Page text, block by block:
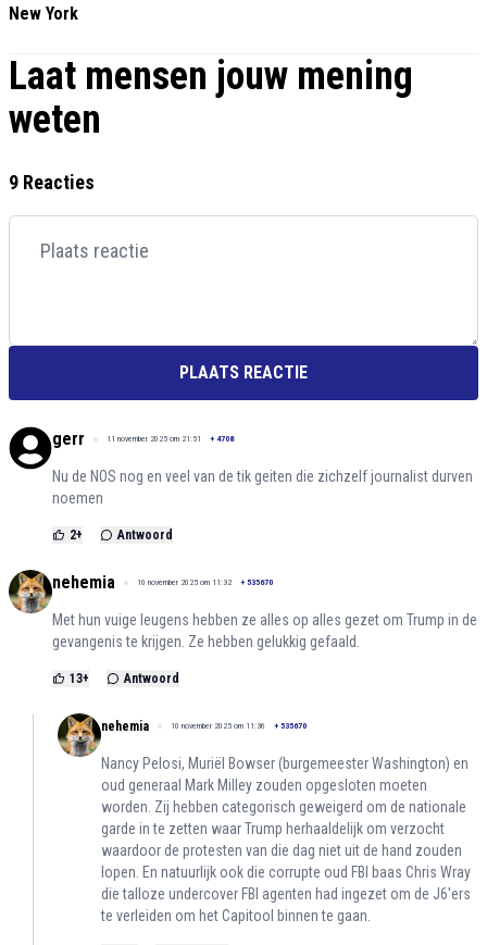
New York
Laat mensen jouw mening
weten
9 Reacties
PLAATS REACTIE
gerr 11 november 2025 om 21:51 + 4708
Nu de NOS nog en veel van de tik geiten die zichzelf journalist durven
noemen
2+ Antwoord
nehemia 10 november 2025 om 11:32 + 535670
Met hun vuige leugens hebben ze alles op alles gezet om Trump in de
gevangenis te krijgen. Ze hebben gelukkig gefaald.
13+ Antwoord
nehemia 10 november 2025 om 11:36 + 535670
Nancy Pelosi, Muriël Bowser (burgemeester Washington) en
oud generaal Mark Milley zouden opgesloten moeten
worden. Zij hebben categorisch geweigerd om de nationale
garde in te zetten waar Trump herhaaldelijk om verzocht
waardoor de protesten van die dag niet uit de hand zouden
lopen. En natuurlijk ook die corrupte oud FBI baas Chris Wray
die talloze undercover FBI agenten had ingezet om de J6'ers
te verleiden om het Capitool binnen te gaan.